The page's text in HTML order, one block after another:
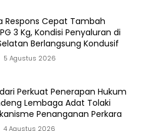
Respons Cepat Tambah
3 Kg, Kondisi Penyaluran di
Berlangsung Kondusif
5 Agustus 2026
Perkuat Penerapan Hukum
Lembaga Adat Tolaki
Penanganan Perkara
4 Agustus 2026